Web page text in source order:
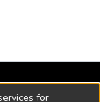
hasta 2026 -
for